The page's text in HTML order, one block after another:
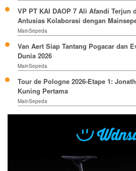
VP PT KAI DAOP 7 Ali Afandi Terjun
Antusias Kolaborasi dengan
MainSepeda
Van Aert Siap Tantang Pogacar dan
Dunia 2026
MainSepeda
Tour de Pologne 2026-Etape 1:
Kuning Pertama
MainSepeda